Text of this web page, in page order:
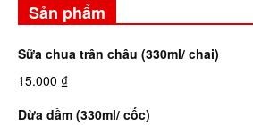
Sản phẩm
Sữa chua trân châu (330ml/ chai)
15.000 ₫
Dừa dầm (330ml/ cốc)